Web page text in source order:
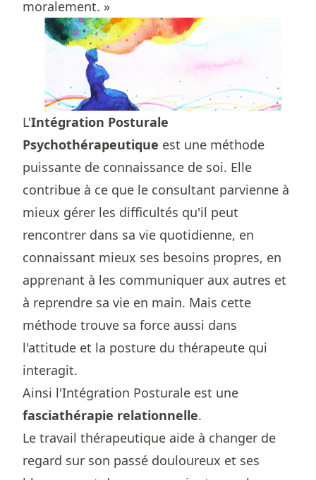
moralement. »
L'Intégration Posturale
Psychothérapeutique est une méthode
puissante de connaissance de soi. Elle
contribue à ce que le consultant parvienne à
mieux gérer les difficultés qu'il peut
rencontrer dans sa vie quotidienne, en
connaissant mieux ses besoins propres, en
apprenant à les communiquer aux autres et
à reprendre sa vie en main. Mais cette
méthode trouve sa force aussi dans
l'attitude et la posture du thérapeute qui
interagit.
Ainsi l'Intégration Posturale est une
fasciathérapie relationnelle.
Le travail thérapeutique aide à changer de
regard sur son passé douloureux et ses